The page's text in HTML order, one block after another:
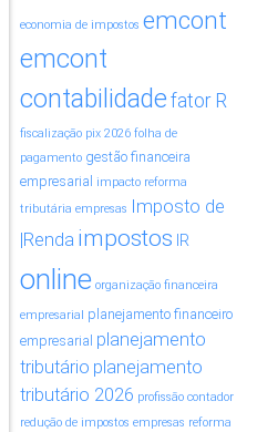
economia de impostos emcont
emcont
contabilidade fator R
fiscalização pix 2026 folha de
pagamento gestão financeira
empresarial
impacto reforma
tributária empresas
Imposto de
|Renda impostos IR
online organização financeira
empresarial
planejamento financeiro
empresarial planejamento
tributário planejamento
tributário 2026 profissão contador
redução de impostos empresas reforma